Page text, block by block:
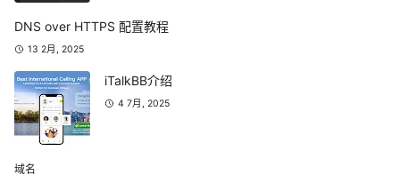
DNS over HTTPS 配置教程
13 2月, 2025
iTalkBB介绍
4 7月, 2025
域名